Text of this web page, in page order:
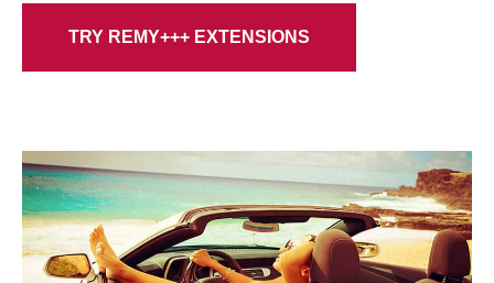
TRY REMY+++ EXTENSIONS